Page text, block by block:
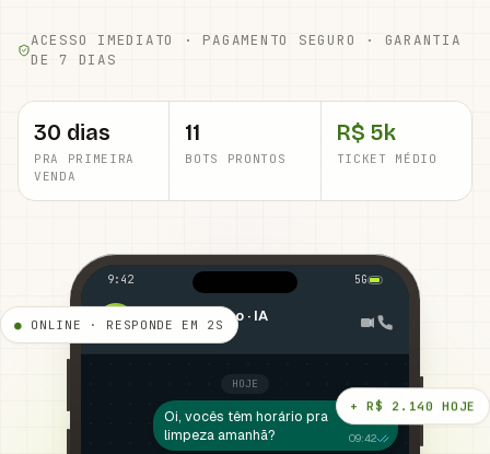
ACESSO IMEDIATO · PAGAMENTO SEGURO · GARANTIA
DE 7 DIAS
30 dias
PRA PRIMEIRA
VENDA
11
BOTS PRONTOS
R$ 5k
TICKET MÉDIO
ONLINE · RESPONDE EM 2S
+ R$ 2.140 HOJE
9:42 5G
IA Clínica Sorriso · IA
online · digitando…
HOJE
Oi, vocês têm horário pra
limpeza amanhã?
09:42